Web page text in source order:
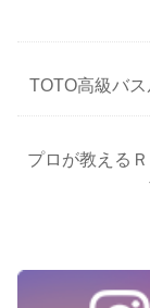
TOTO高級バ
プロが教える